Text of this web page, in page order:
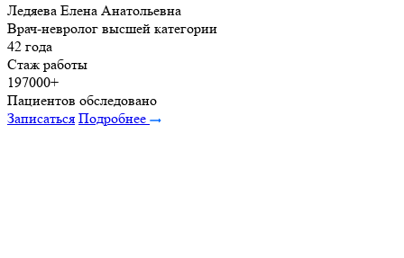
Ледяева Елена Анатольевна
Врач-невролог высшей категории
42 года
Стаж работы
197000+
Пациентов обследовано
Записаться Подробнее